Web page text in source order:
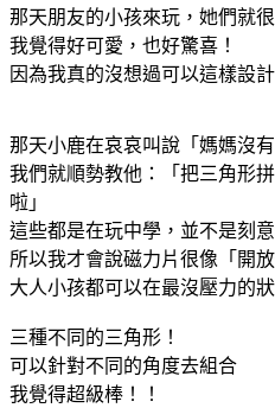
那天朋友的小孩來玩，她們就
我覺得好可愛，也好驚喜！
因為我真的沒想過可以這樣設
那天小鹿在哀哀叫說「媽媽沒
我們就順勢教他：「把三角形
啦」
這些都是在玩中學，並不是刻
所以我才會說磁力片很像「開放
大人小孩都可以在最沒壓力的
三種不同的三角形！
可以針對不同的角度去組合
我覺得超級棒！！